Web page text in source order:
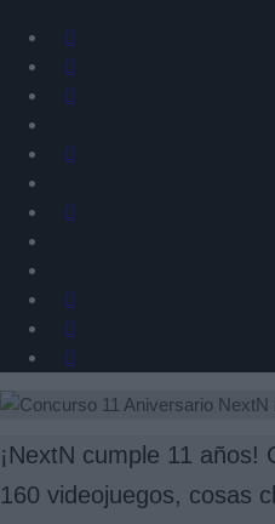
¡NextN cumple 11 años!
160 videojuegos, cosas